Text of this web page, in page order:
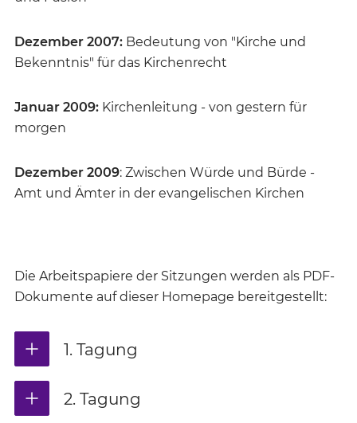
Dezember 2007: Bedeutung von "Kirche und
Bekenntnis" für das Kirchenrecht
Januar 2009: Kirchenleitung - von gestern für
morgen
Dezember 2009: Zwischen Würde und Bürde -
Amt und Ämter in der evangelischen Kirchen
Die Arbeitspapiere der Sitzungen werden als PDF-
Dokumente auf dieser Homepage bereitgestellt:
1. Tagung
2. Tagung